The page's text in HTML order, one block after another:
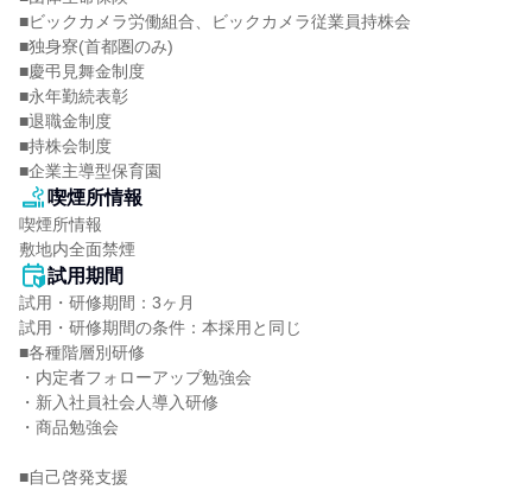
■ビックカメラ労働組合、ビックカメラ従業員持株会
■独身寮(首都圏のみ)
■慶弔見舞金制度
■永年勤続表彰
■退職金制度
■持株会制度
■企業主導型保育園
喫煙所情報
喫煙所情報
敷地内全面禁煙
試用期間
試用・研修期間：3ヶ月
試用・研修期間の条件：本採用と同じ
■各種階層別研修
・内定者フォローアップ勉強会
・新入社員社会人導入研修
・商品勉強会
■自己啓発支援